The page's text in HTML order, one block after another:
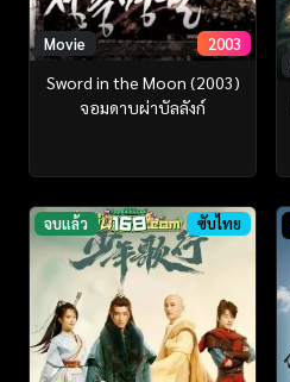
Movie 2003
Sword in the Moon (2003)
จอมดาบผ่าบัลลังก์
จบแล้ว ซับไทย